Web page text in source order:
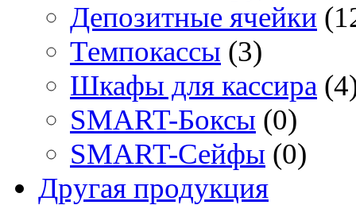
Депозитные ячейки
Темпокассы (3)
Шкафы для кассира
SMART-Боксы (0)
SMART-Сейфы (0)
Другая продукция